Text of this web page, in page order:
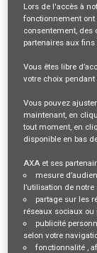
Mandataire
LAON
02-AISNE, FR,
35804
Recevez les
Se
Description du
Lors de l'accès à
fonctionnement ont
consentement, des
partenaires aux
Vous êtes libre
votre choix pendant
Vous pouvez
maintenant, en
tout moment, en
disponible en bas
AXA et ses
mesure
l’utilisation de notre
partage sur les
réseaux sociaux ou
publicité
selon votre
fonctionnalité ,